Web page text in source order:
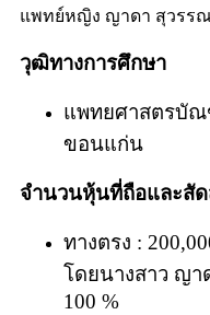
แพทย์หญิง ญาดา สุวรร
วุฒิทางการศึกษา
แพทยศาสตรบัณ
ขอนแก่น
จำนวนหุ้นที่ถือและสั
ทางตรง :
โดยนางสาว ญา
100 %